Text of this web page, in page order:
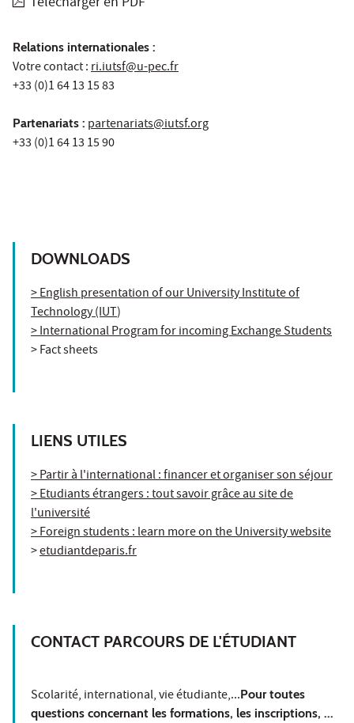
Relations internationales :
Votre contact :ri.iutsf@u-pec.fr
+33 (0)1 64 13 15 83
Partenariats : partenariats@iutsf.org
+33 (0)1 64 13 15 90
DOWNLOADS
> English presentation of our University Institute of
Technology (IUT)
> International Program for incoming Exchange Students
> Fact sheets
LIENS UTILES
> Partir à l'international : financer et organiser son séjour
> Etudiants étrangers : tout savoir grâce au site de
l'université
> Foreign students : learn more on the University website
>etudiantdeparis.fr
CONTACT PARCOURS DE L'ÉTUDIANT
Scolarité, international, vie étudiante,...Pour toutes
questions concernant les formations, les inscriptions, ...